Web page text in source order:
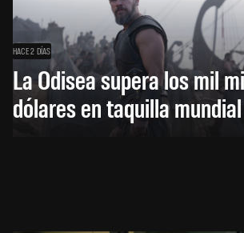
HACE 2 DÍAS
La Odisea supera los mil
dólares en taquilla mundial